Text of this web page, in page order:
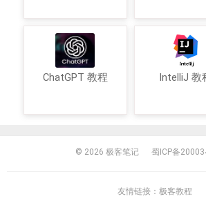
ChatGPT 教程 IntelliJ 教
© 2026 极客笔记 蜀ICP备
友情链接： 极客教程